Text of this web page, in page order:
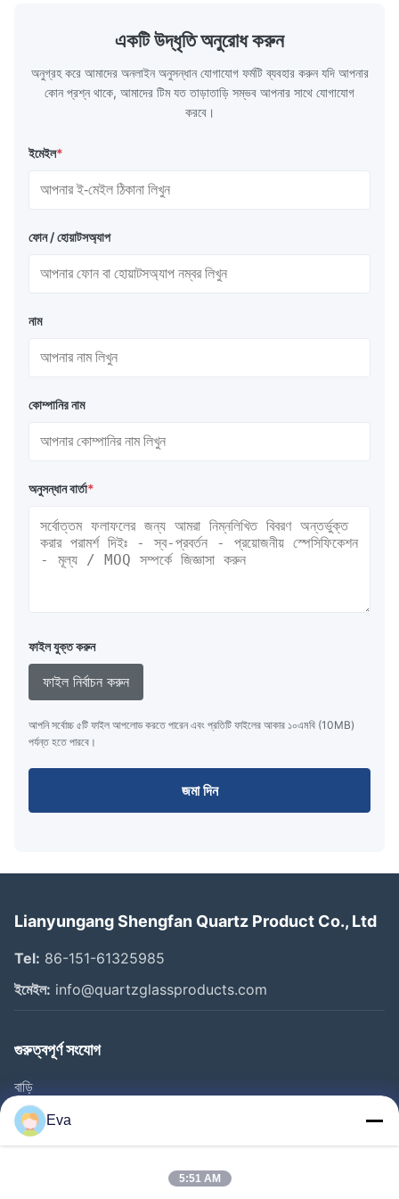
একটি উদ্ধৃতি অনুরোধ করুন
অনুগ্রহ করে আমাদের অনলাইন অনুসন্ধান যোগাযোগ ফর্মটি ব্যবহার করুন যদি আপনার
কোন প্রশ্ন থাকে, আমাদের টিম যত তাড়াতাড়ি সম্ভব আপনার সাথে যোগাযোগ
করবে।
ইমেইল*
ফোন / হোয়াটসঅ্যাপ
নাম
কোম্পানির নাম
অনুসন্ধান বার্তা*
ফাইল যুক্ত করুন
ফাইল নির্বাচন করুন
আপনি সর্বোচ্চ ৫টি ফাইল আপলোড করতে পারেন এবং প্রতিটি ফাইলের আকার ১০এমবি (10MB)
পর্যন্ত হতে পারবে।
জমা দিন
Lianyungang Shengfan Quartz Product Co., Ltd
Tel: 86-151-61325985
ইমেইল: info@quartzglassproducts.com
গুরুত্বপূর্ণ সংযোগ
বাড়ি
পণ্য
ভিডিও
Eva
5:51 AM